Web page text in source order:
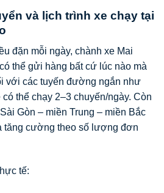
và lịch trình xe chạy tại
đặn mỗi ngày, chành xe Mai
thể gửi hàng bất cứ lúc nào mà
với các tuyến đường ngắn như
thể chạy 2–3 chuyến/ngày. Còn
Gòn – miền Trung – miền Bắc
tăng cường theo số lượng đơn
tế: